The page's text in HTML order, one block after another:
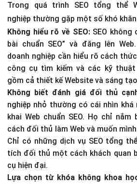
Trong quá trình SEO tổng thể
nghiệp thường gặp một số khó
Không hiểu rõ về SEO: SEO không
bài chuẩn SEO” và đăng lên
doanh nghiệp cần hiểu rõ cách
công cụ tìm kiếm và các kỹ thuật
gồm cả thiết kế Website và sáng
Không biết đánh giá đối thủ
nghiệp nhỏ thường có cái nhìn
khai Web chuẩn SEO. Họ chỉ
cách đối thủ làm Web và muốn
Chỉ có những dịch vụ SEO tổng
tích đối thủ một cách khách quan
cụ hiện đại.
Lựa chọn từ khóa không khoa